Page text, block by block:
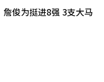
詹俊为挺进8强 3支大马